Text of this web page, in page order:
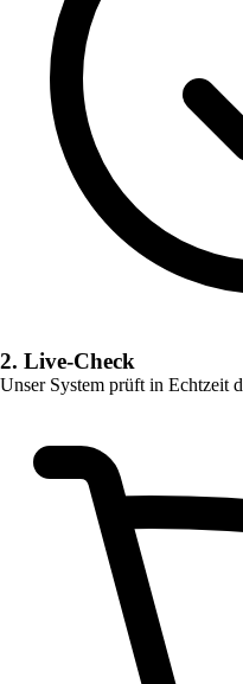
2. Live-Check
Unser System prüft in Echtzeit